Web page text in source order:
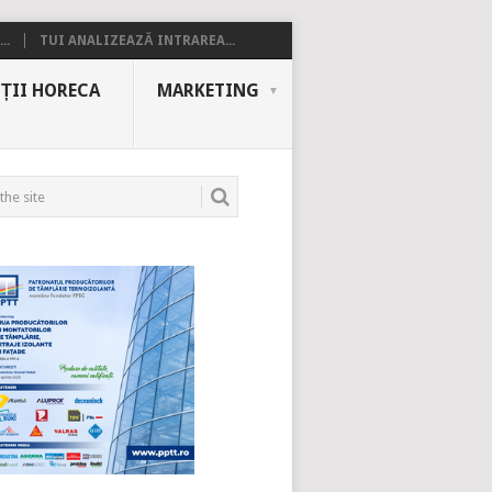
TUI ANALIZEAZĂ INTRAREA...
HORECA MARKETING